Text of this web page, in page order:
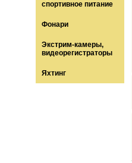
спортивное питание
Фонари
Экстрим-камеры,
видеорегистраторы
Яхтинг